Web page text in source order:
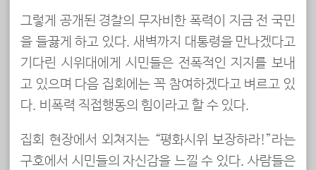
그렇게 공개된 경찰의 무자비한 폭력이 지금 전 국민
을 들끓게 하고 있다. 새벽까지 대통령을 만나겠다고
기다린 시위대에게 시민들은 전폭적인 지지를 보내
고 있으며 다음 집회에는 꼭 참여하겠다고 벼르고 있
다. 비폭력 직접행동의 힘이라고 할 수 있다.
집회 현장에서 외쳐지는 “평화시위 보장하라!”라는
구호에서 시민들의 자신감을 느낄 수 있다. 사람들은